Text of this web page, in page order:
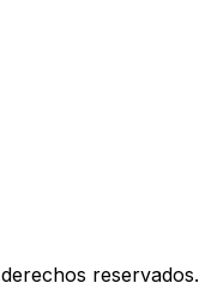
reservados.